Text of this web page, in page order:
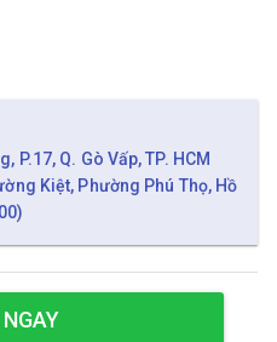
P.17, Q. Gò Vấp, TP. HCM
Kiệt, Phường Phú Thọ, Hồ